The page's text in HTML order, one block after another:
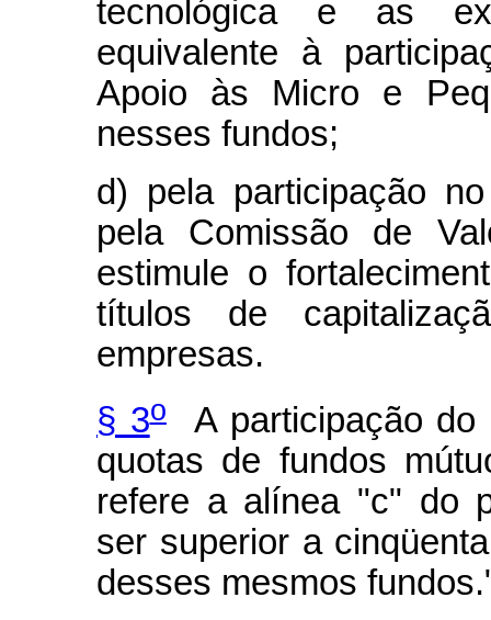
tecnológica e as
equivalente à
Apoio às Micro e
nesses fundos;
d) pela participação
pela Comissão de
estimule o
títulos de
empresas.
§ 3oA participação do
quotas de fundos
refere a alínea "c" do
ser superior a
desses mesmos